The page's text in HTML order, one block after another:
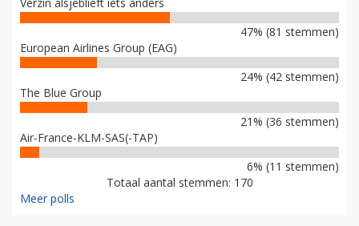
47% (81 stemmen)
European Airlines Group (EAG)
24% (42 stemmen)
The Blue Group
21% (36 stemmen)
Air-France-KLM-SAS(-TAP)
6% (11 stemmen)
Totaal aantal stemmen: 170
Meer polls